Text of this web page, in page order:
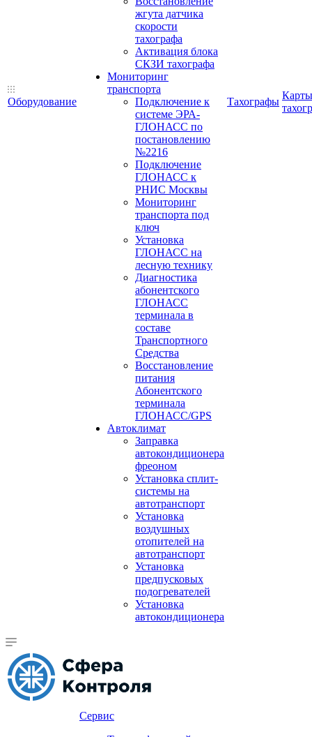
Оборудование
жгута датчика
скорости
тахографа
Активация блока
СКЗИ тахографа
Мониторинг
транспорта
Подключение к
системе ЭРА-
ГЛОНАСС по
постановлению
№2216
Подключение
ГЛОНАСС к
РНИС Москвы
Мониторинг
транспорта под
ключ
Установка
ГЛОНАСС на
лесную технику
Диагностика
абонентского
ГЛОНАСС
терминала в
составе
Транспортного
Средства
Восстановление
питания
Абонентского
терминала
ГЛОНАСС/GPS
Автоклимат
Заправка
автокондиционера
фреоном
Установка сплит-
системы на
автотранспорт
Установка
воздушных
отопителей на
автотранспорт
Установка
предпусковых
подогревателей
Установка
автокондиционера
Тахографы
Карты
Сервис